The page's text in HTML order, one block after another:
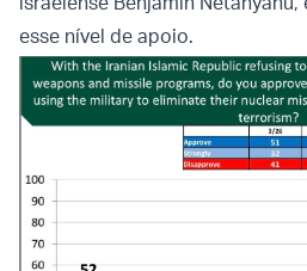
esse nível de apoio.